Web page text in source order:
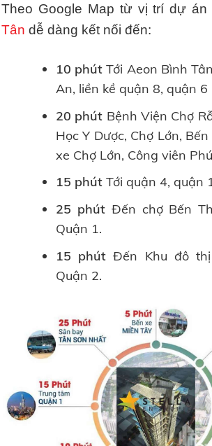
Theo Google Map từ vị trí dự án
Tân dễ dàng kết nối đến:
10 phút Tới Aeon Bình
An, liền kề quận 8, quận 6
20 phút Bệnh Viện Chợ
Học Y Dược, Chợ Lớn,
xe Chợ Lớn, Công viên
15 phútTới quận 4, quận
25 phútĐến chợ Bến
Quận 1.
15 phút Đến Khu đô
Quận 2.